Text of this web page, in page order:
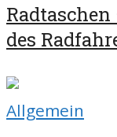
des
Allgemein